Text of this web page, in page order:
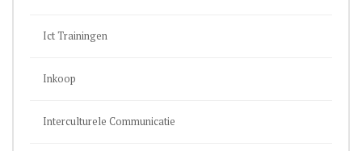
Ict Trainingen
Inkoop
Interculturele Communicatie